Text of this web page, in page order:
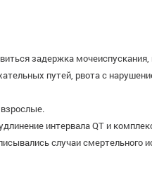
задержка
путей, рвота с
интервала QT и
случаи смертельного